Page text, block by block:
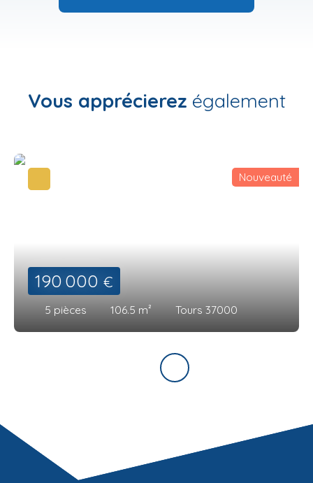
Vous apprécierez également
190 000 €
5 pièces 106.5 m² Tours 37000
Nouveauté